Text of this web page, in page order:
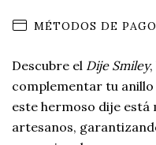
MÉTODOS DE PAGO
Descubre el Dije Smiley,
complementar tu
este hermoso dije
artesanos,